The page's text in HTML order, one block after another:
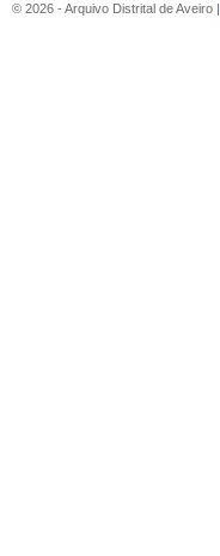
© 2026 - Arquivo Distrital de Aveiro |